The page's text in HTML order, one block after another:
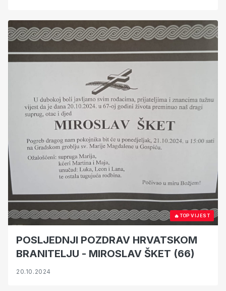
🔥TOP VIJEST
POSLJEDNJI POZDRAV HRVATSKOM
BRANITELJU - MIROSLAV ŠKET (66)
20.10.2024